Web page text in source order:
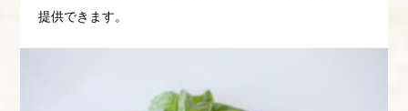
提供できます。